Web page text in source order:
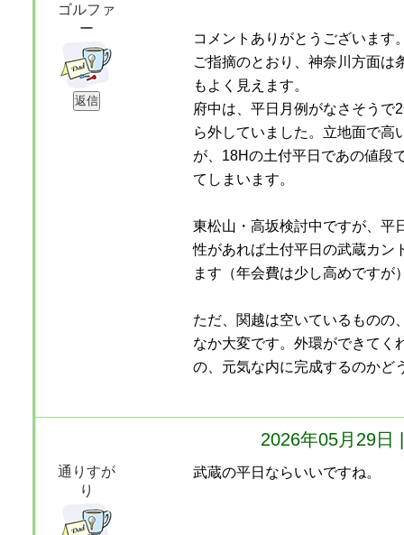
ゴルファ
ー
コメントありがとうございます
ご指摘のとおり、神奈川方面は
もよく見えます。
府中は、平日月例がなさそうで
ら外していました。立地面で高
が、18Hの土付平日であの値段
てしまいます。
東松山・高坂検討中ですが、平
性があれば土付平日の武蔵カン
ます（年会費は少し高めですが
ただ、関越は空いているものの
なか大変です。外環ができてく
の、元気な内に完成するのかど
2026年05月29日
通りすが
り
武蔵の平日ならいいですね。